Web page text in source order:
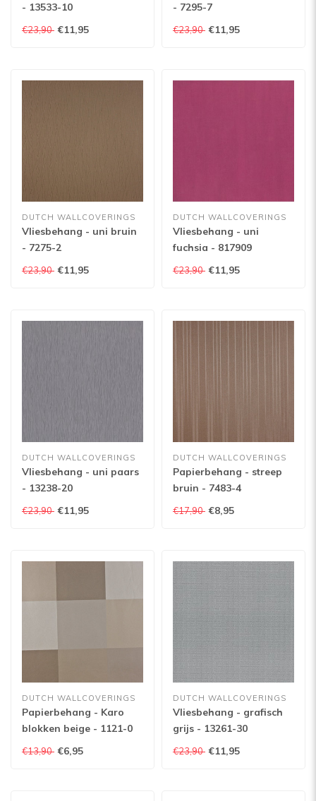
- 13533-10
€23,90 €11,95
- 7295-7
€23,90 €11,95
DUTCH WALLCOVERINGS
Vliesbehang - uni bruin
- 7275-2
€23,90 €11,95
DUTCH WALLCOVERINGS
Vliesbehang - uni
fuchsia - 817909
€23,90 €11,95
DUTCH WALLCOVERINGS
Vliesbehang - uni paars
- 13238-20
€23,90 €11,95
DUTCH WALLCOVERINGS
Papierbehang - streep
bruin - 7483-4
€17,90 €8,95
DUTCH WALLCOVERINGS
Papierbehang - Karo
blokken beige - 1121-0
€13,90 €6,95
DUTCH WALLCOVERINGS
Vliesbehang - grafisch
grijs - 13261-30
€23,90 €11,95